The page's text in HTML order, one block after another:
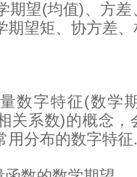
望(均值)、方差
期望矩、协方差
字特征(数学
关系数)的概念，
用分布的数字特征.